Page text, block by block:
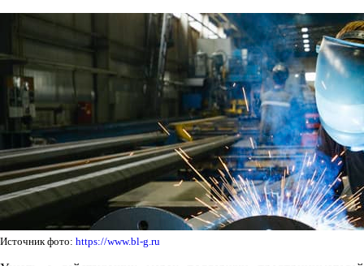
Источник фото: https://www.bl-g.ru